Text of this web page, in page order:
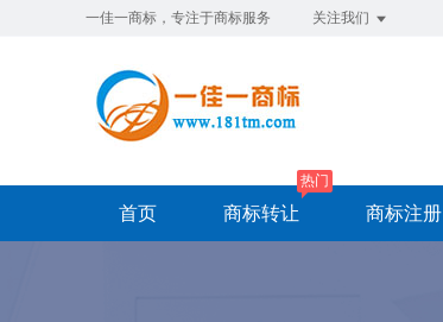
一佳一商标，专注于商标服务 关注我们
首页 商标转让
热门
商标注册